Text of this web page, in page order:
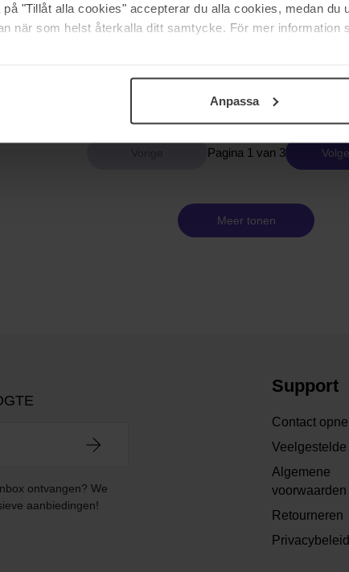
"Tillåt alla cookies" accepterar du alla cookies, medan du
när som helst återkalla ditt samtycke. För mer information
Anpassa
Make Prem
Safe Me. Relief Watery Cream
Niet op voorraad
Goodal
Green Tangerine
33 €
Pagina 1 van 3
Meer tonen
ontvangen? We
aanbiedingen!
Support
Contact
Veelgestelde
Algemene
voorwaarden
Retourneren
Privacybeleid